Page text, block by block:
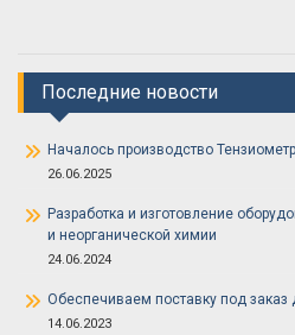
Последние новости
Началось производство
26.06.2025
Разработка и изготовление
и неорганической химии
24.06.2024
Обеспечиваем поставку под заказ
14.06.2023